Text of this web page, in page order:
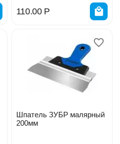
110.00 Р
Шпатель ЗУБР малярный
200мм